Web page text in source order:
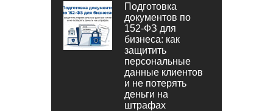
Подготовка
документов по
152‑ФЗ для
бизнеса: как
защитить
персональные
данные клиентов
и не потерять
деньги на
штрафах